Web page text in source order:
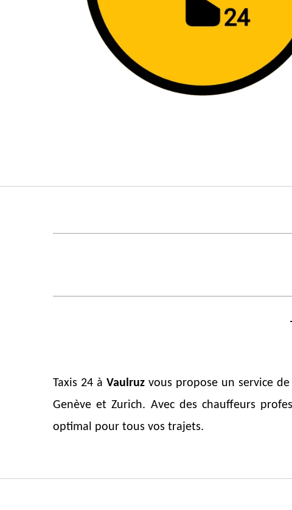
Taxis 24 à Vaulruzvous propose un service
Genève et Zurich. Avec des chauffeurs
optimal pour tous vos trajets.